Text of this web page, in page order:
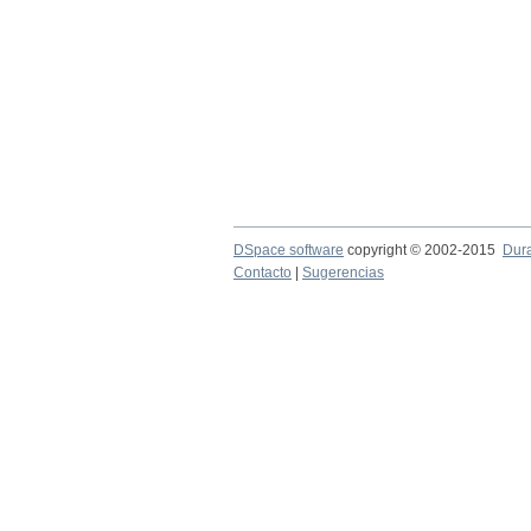
DSpace software copyright © 2002-2015
Contacto
Sugerencias